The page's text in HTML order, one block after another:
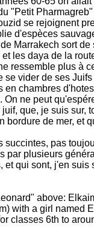
"Petit
se rejoignent
d'espèces
Marrakech sort
les daya de la
ressemble plus à
se vider de ses
en chambres
On ne peut
que, je suis sur,
bordure de mer, et
succintes, pas
par plusieurs
et qui sont, j'en
above:
with a girl named
classes 6th to